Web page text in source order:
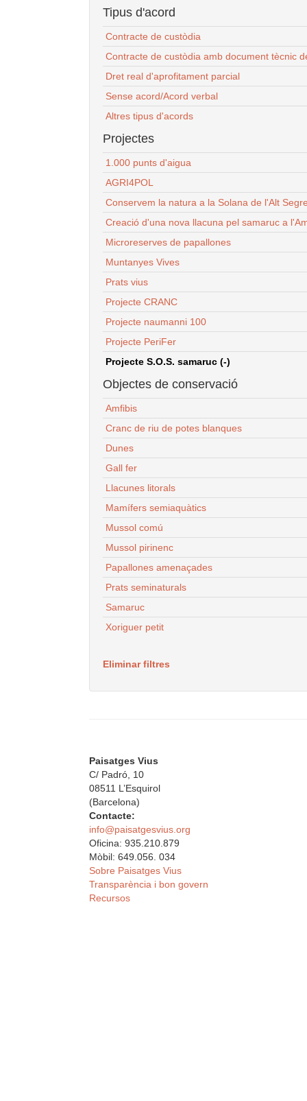
Tipus d'acord
Contracte de custòdia
Contracte de custòdia amb document tècnic
Dret real d'aprofitament parcial
Sense acord/Acord verbal
Altres tipus d'acords
Projectes
1.000 punts d'aigua
AGRI4POL
Conservem la natura a la Solana de l'Alt
Creació d'una nova llacuna pel samaruc a
Microreserves de papallones
Muntanyes Vives
Prats vius
Projecte CRANC
Projecte naumanni 100
Projecte PeriFer
Projecte S.O.S. samaruc (-)
Objectes de conservació
Amfibis
Cranc de riu de potes blanques
Dunes
Gall fer
Llacunes litorals
Mamífers semiaquàtics
Mussol comú
Mussol pirinenc
Papallones amenaçades
Prats seminaturals
Samaruc
Xoriguer petit
Eliminar filtres
Paisatges Vius
C/ Padró, 10
08511 L’Esquirol
(Barcelona)
Contacte:
info@paisatgesvius.org
Oficina: 935.210.879
Mòbil: 649.056. 034
Sobre Paisatges Vius
Transparència i bon govern
Recursos